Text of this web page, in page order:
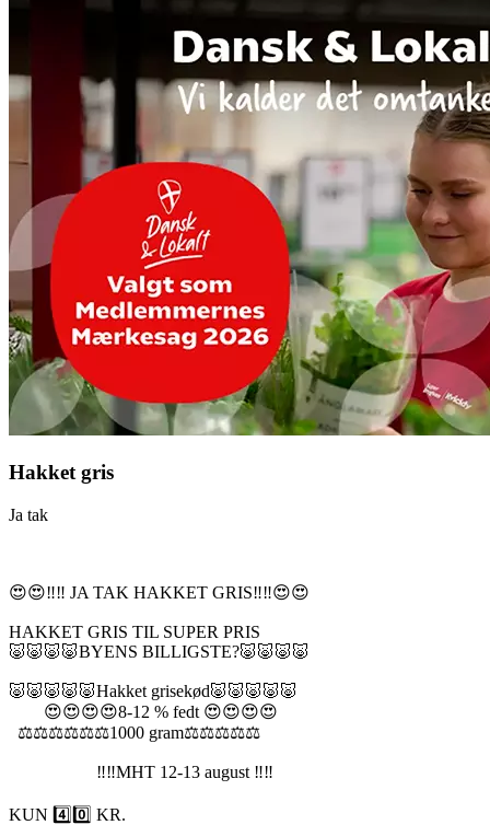
Hakket gris
Ja tak
😍😍‼️‼️ JA TAK HAKKET GRIS‼️‼️😍😍
HAKKET GRIS TIL SUPER PRIS
🐷🐷🐷🐷BYENS BILLIGSTE?🐷🐷🐷🐷
🐷🐷🐷🐷🐷Hakket grisekød🐷🐷🐷🐷🐷
😍😍😍😍8-12 % fedt 😍😍😍😍
⚖️⚖️⚖️⚖️⚖️⚖️1000 gram⚖️⚖️⚖️⚖️⚖️
‼️‼️MHT 12-13 august ‼️‼️
KUN 4️⃣0️⃣ KR.